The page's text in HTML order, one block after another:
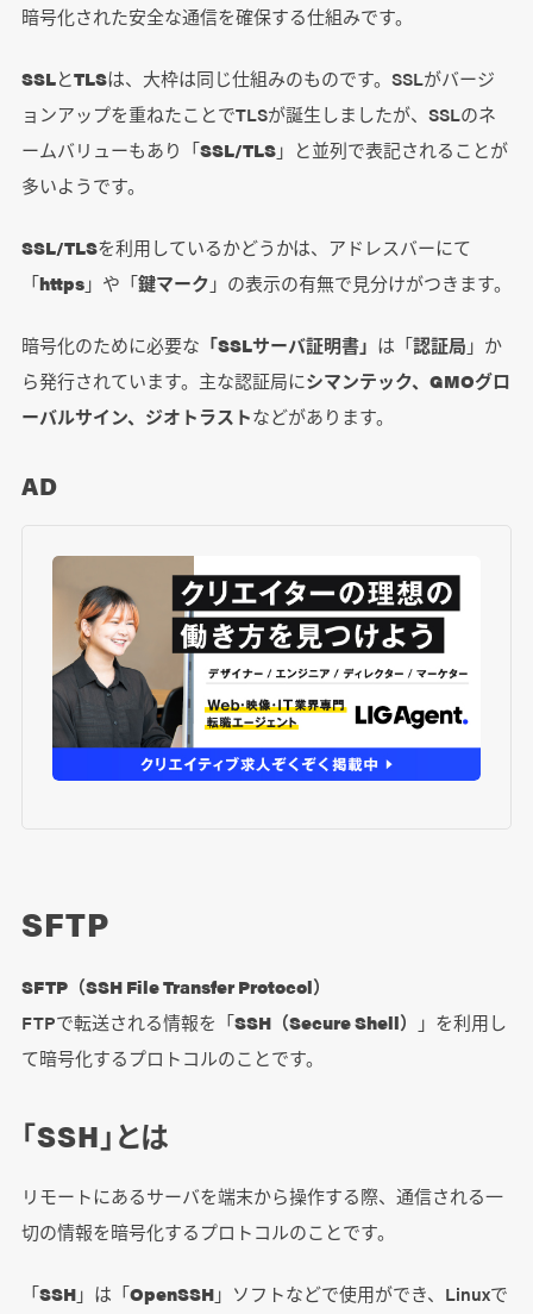
暗号化された安全な通信を確保する仕組みです。
SSLとTLSは、大枠は同じ仕組みのものです。SSLがバージ
ョンアップを重ねたことでTLSが誕生しましたが、SSLのネ
ームバリューもあり「SSL/TLS」と並列で表記されることが
多いようです。
SSL/TLSを利用しているかどうかは、アドレスバーにて
「https」や「鍵マーク 」の表示の有無で見分けがつきます。
暗号化のために必要な 「SSLサーバ証明書」 は「認証局 」か
ら発行されています。主な認証局にシマンテック、GMOグロ
ーバルサイン、ジオトラストなどがあります。
AD
SFTP
SFTP（SSH File Transfer Protocol）
FTPで転送される情報を「SSH（Secure Shell）
」を利用し
て暗号化するプロトコルのことです。
「SSH」とは
リモートにあるサーバを端末から操作する際、通信される一
切の情報を暗号化するプロトコルのことです。
「SSH」は「OpenSSH」ソフトなどで使用ができ、Linuxで